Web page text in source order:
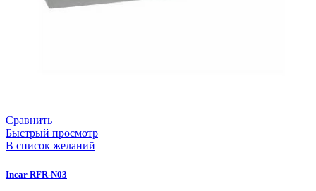
Сравнить
Быстрый просмотр
В список желаний
Incar RFR-N03